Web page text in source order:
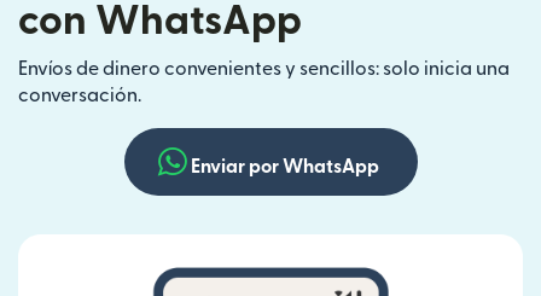
con WhatsApp
Envíos de dinero convenientes y sencillos: solo inicia una
conversación.
Enviar por WhatsApp